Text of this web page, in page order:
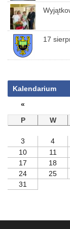
17
Kalendarium
«
P
W
3
4
10
11
17
18
24
25
31